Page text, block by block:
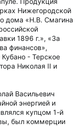
Нижегородской
дома «Н.В. Смагина
1896 г.», «За
финансов»,
- Терское
Николая II и
Васильевич
энергией и
купцом 1-й
был коммерции